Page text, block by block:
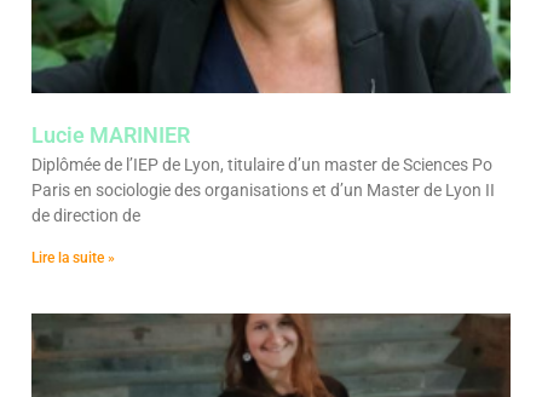
Lucie MARINIER
Diplômée de l’IEP de Lyon, titulaire d’un master de Sciences Po
Paris en sociologie des organisations et d’un Master de Lyon II
de direction de
Lire la suite »